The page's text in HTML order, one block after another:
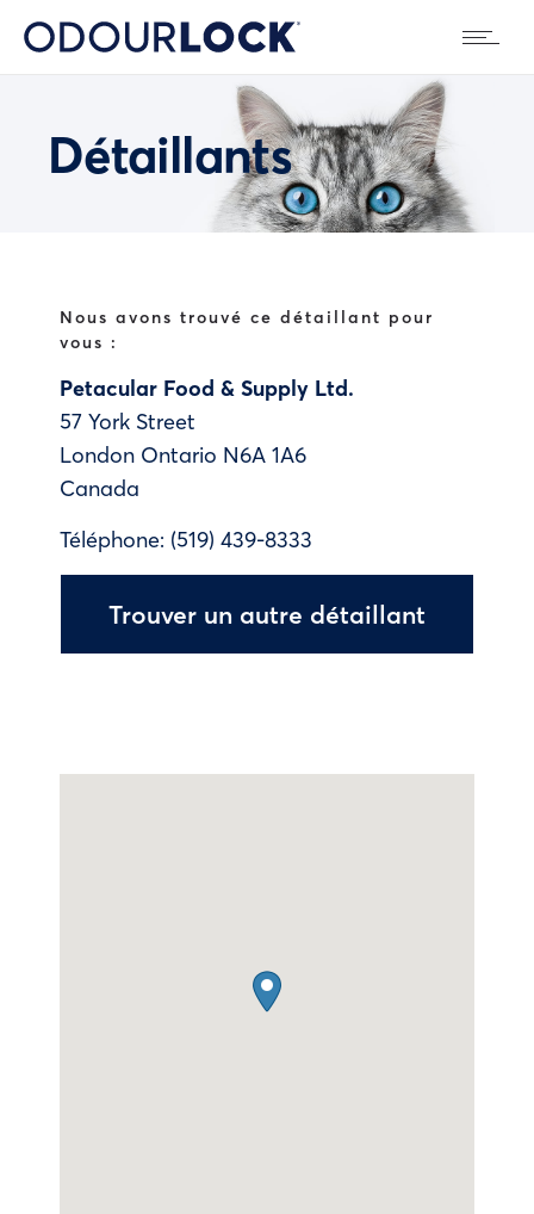
Détaillants
Nous avons trouvé ce détaillant pour
vous :
Petacular Food & Supply Ltd.
57 York Street
London Ontario N6A 1A6
Canada
Téléphone: (519) 439-8333
Trouver un autre détaillant